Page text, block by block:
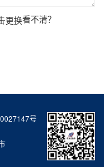
看不清？
号